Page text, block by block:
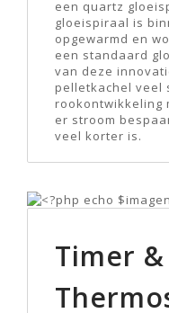
een quartz
gloeispiraal is
opgewarmd en
een standaard
van deze
pelletkachel veel
rookontwikkeling
er stroom
veel korter is.
Timer &